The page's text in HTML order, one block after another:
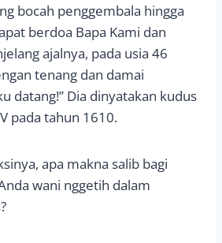
bocah penggembala hingga
berdoa Bapa Kami dan
ajalnya, pada usia 46
tenang dan damai
datang!” Dia dinyatakan kudus
pada tahun 1610.
apa makna salib bagi
wani nggetih dalam